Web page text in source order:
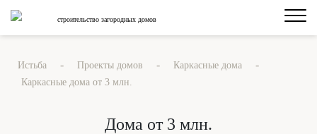
строительство загородных домов
Истьба - Проекты домов - Каркасные дома -
Каркасные дома от 3 млн.
Дома от 3 млн.